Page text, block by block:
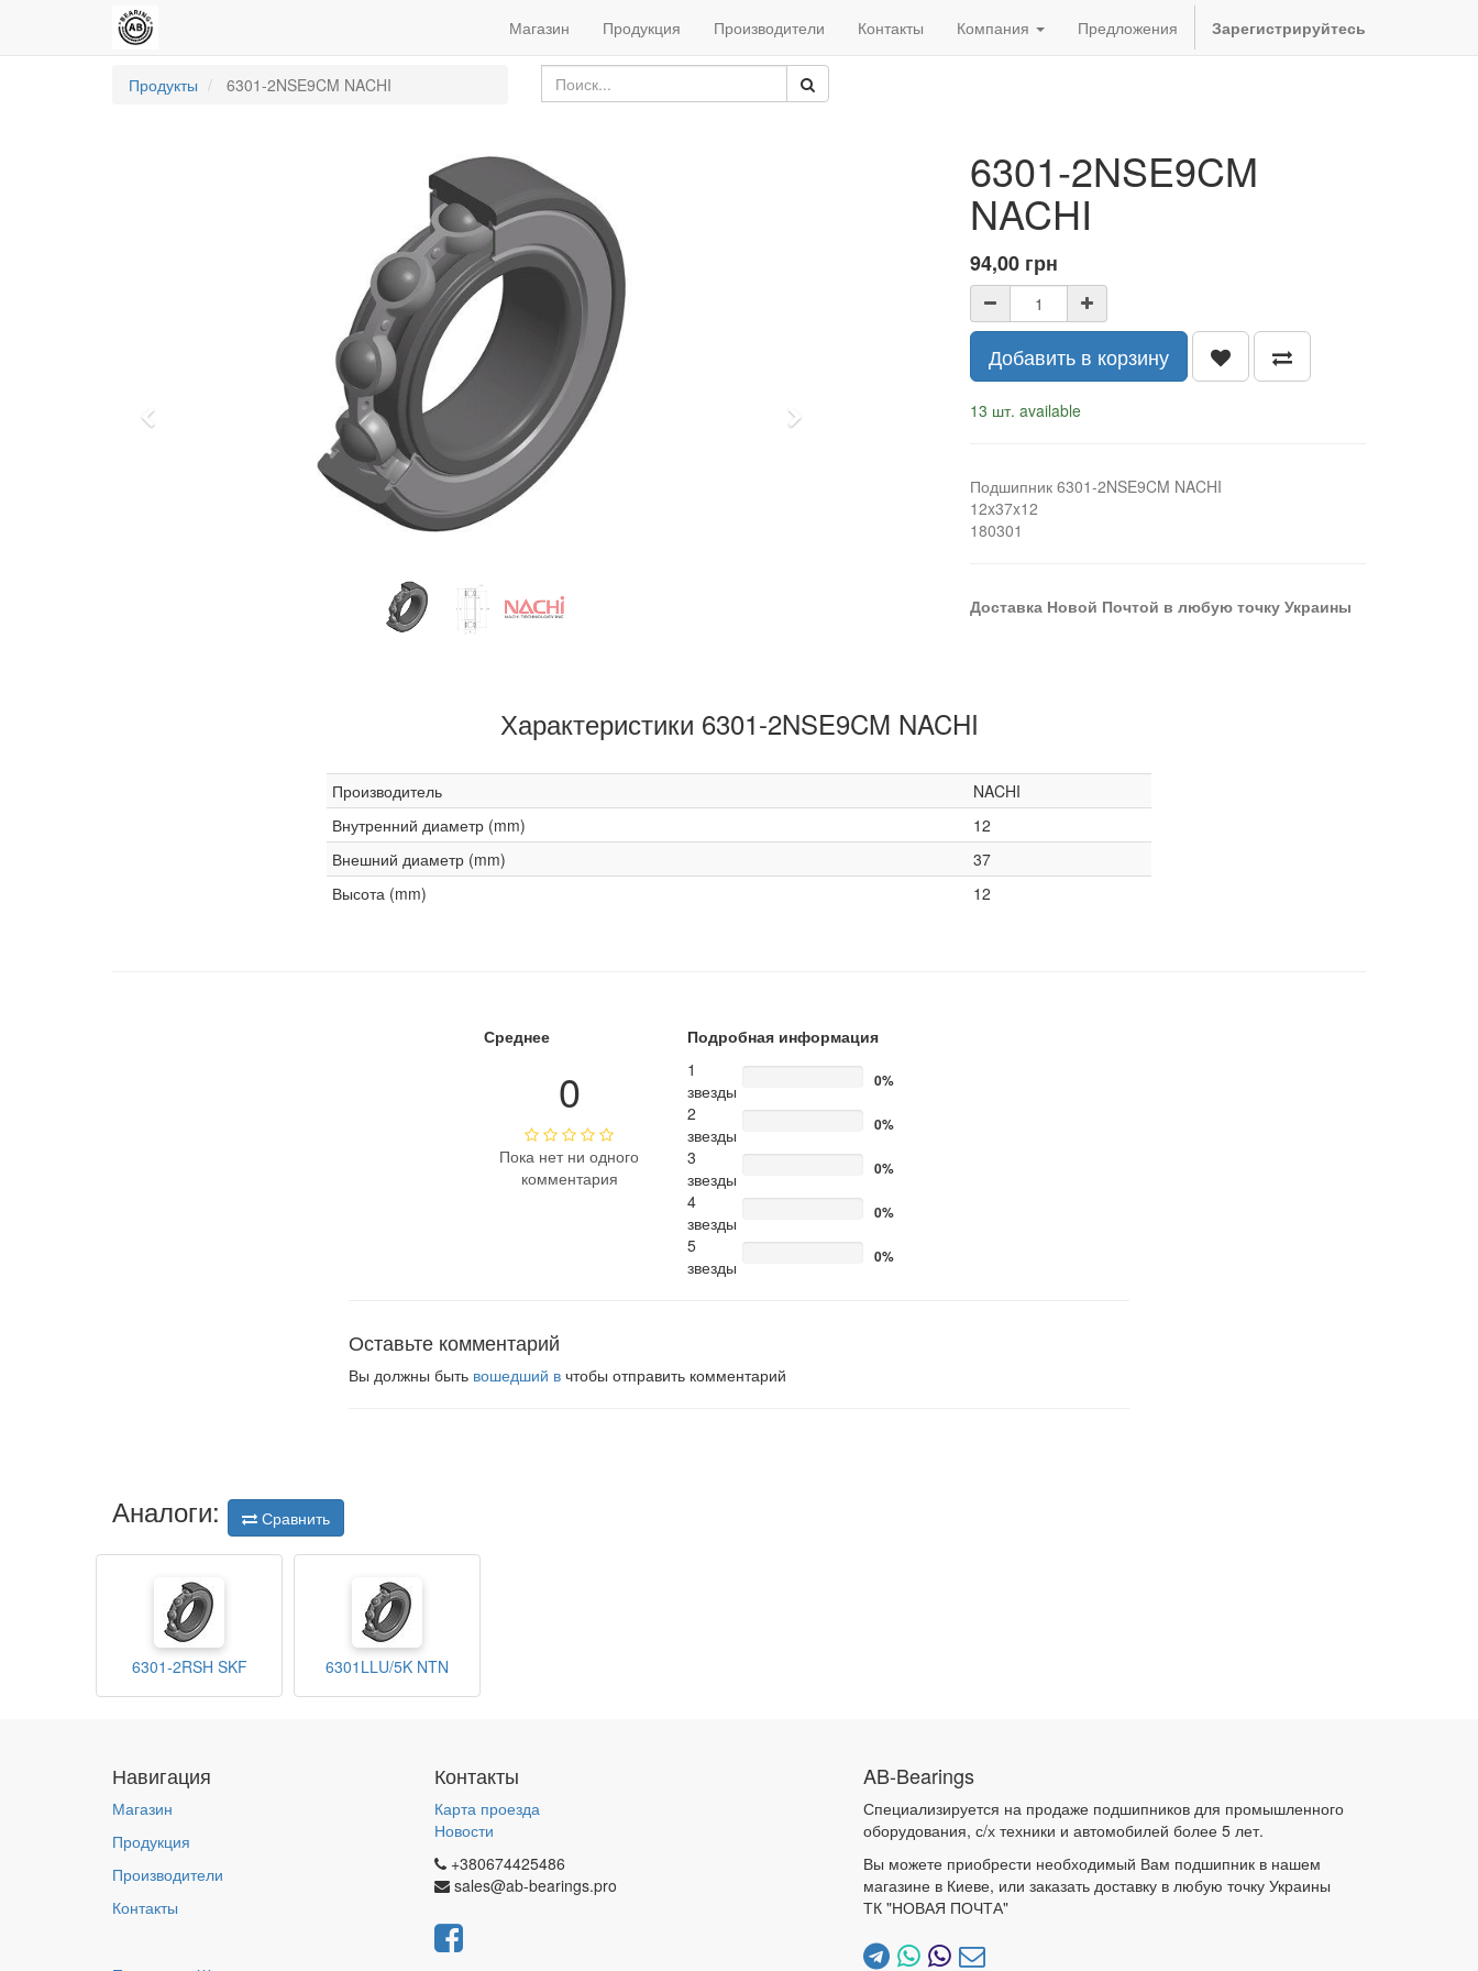
Магазин Продукция Производители Контакты Компания Предложения Зарегистрируйтесь
Продукты 6301-2NSE9CM NACHI
Next
6301-2NSE9CM
NACHI
94,00 грн
Добавить в корзину
13 шт. available
Подшипник 6301-2NSE9CM NACHI
12x37x12
180301
Доставка Новой Почтой в любую точку Украины
Характеристики 6301-2NSE9CM NACHI
Производитель
NACHI
Внутренний диаметр (mm)
12
Внешний диаметр (mm)
37
Высота (mm)
12
Среднее
0
Пока нет ни одного
комментария
Подробная информация
1
звезды
0%
2
звезды
0%
3
звезды
0%
4
звезды
0%
5
звезды
0%
Оставьте комментарий
Вы должны быть вошедший в чтобы отправить комментарий
Аналоги: Сравнить
6301-2RSH SKF 6301LLU/5K NTN
Навигация
Магазин
Продукция
Производители
Контакты
Контакты
Карта проезда
Новости
+380674425486
sales@ab-bearings.pro
AB-Bearings
Специализируется на продаже подшипников для промышленного
оборудования, с/х техники и автомобилей более 5 лет.
Вы можете приобрести необходимый Вам подшипник в нашем
магазине в Киеве, или заказать доставку в любую точку Украины
ТК "НОВАЯ ПОЧТА"